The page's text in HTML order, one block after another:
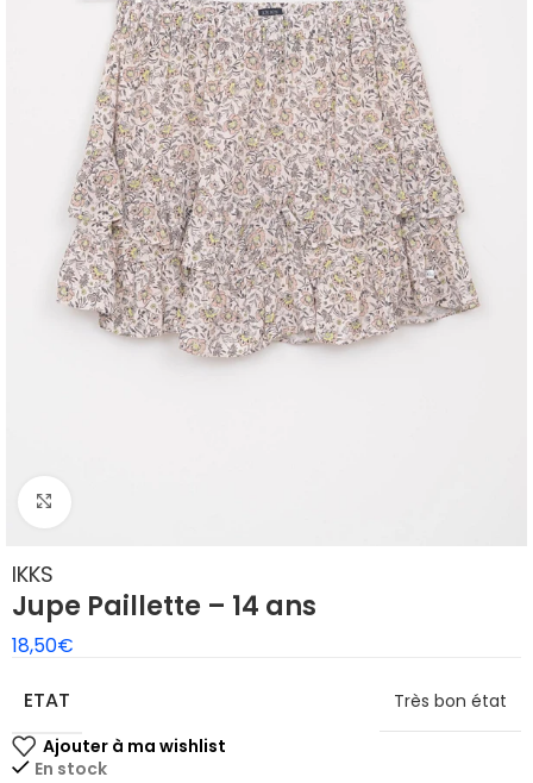
IKKS
Jupe Paillette – 14 ans
18,50€
ETAT
Très bon état
En stock